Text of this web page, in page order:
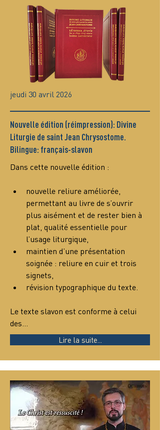
jeudi 30 avril 2026
Nouvelle édition (réimpression): Divine
Liturgie de saint Jean Chrysostome.
Bilingue: français-slavon
Dans cette nouvelle édition :
nouvelle reliure améliorée,
permettant au livre de s’ouvrir
plus aisément et de rester bien à
plat, qualité essentielle pour
l’usage liturgique,
maintien d’une présentation
soignée : reliure en cuir et trois
signets,
révision typographique du texte.
Le texte slavon est conforme à celui
des…
Lire la suite...